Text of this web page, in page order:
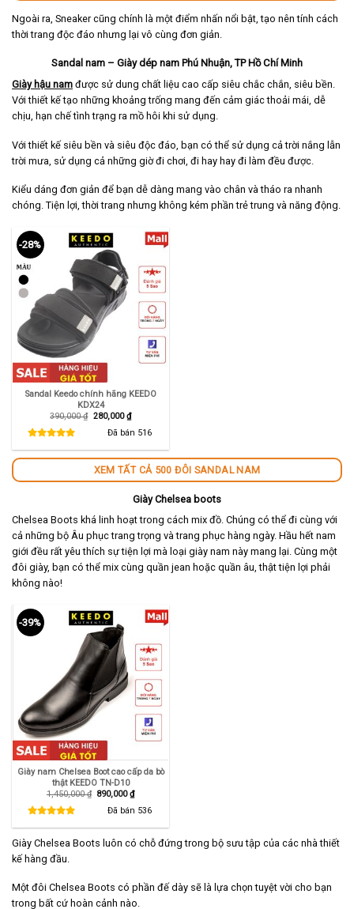
Ngoài ra, Sneaker cũng chính là một điểm nhấn nổi bật, tạo nên tính cách
thời trang độc đáo nhưng lại vô cùng đơn giản.
Sandal nam – Giày dép nam Phú Nhuận, TP Hồ Chí Minh
Giày hậu nam được sử dung chất liệu cao cấp siêu chắc chắn, siêu bền.
Với thiết kế tạo những khoảng trống mang đến cảm giác thoải mái, dễ
chịu, hạn chế tình trạng ra mồ hôi khi sử dụng.
Với thiết kế siêu bền và siêu độc đáo, bạn có thể sử dụng cả trời nắng lẫn
trời mưa, sử dụng cả những giờ đi chơi, đi hay hay đi làm đều được.
Kiểu dáng đơn giản để bạn dễ dàng mang vào chân và tháo ra nhanh
chóng. Tiện lợi, thời trang nhưng không kém phần trẻ trung và năng động.
-28%
Sandal Keedo chính hãng KEEDO
KDX24
390,000₫ Giá
280,000₫Giá
hiện
tại
Đã bán 516
XEM TẤT CẢ 500 ĐÔI SANDAL NAM
Giày Chelsea boots
Chelsea Boots khá linh hoạt trong cách mix đồ. Chúng có thể đi cùng với
cả những bộ Âu phục trang trọng và trang phục hàng ngày. Hầu hết nam
giới đều rất yêu thích sự tiện lợi mà loại giày nam này mang lại. Cùng một
đôi giày, bạn có thể mix cùng quần jean hoặc quần âu, thật tiện lợi phải
không nào!
-39%
Giày nam Chelsea Boot cao cấp da bò
thật KEEDO TN-D10
1,450,000₫ Giá
890,000₫Giá
hiện
tại
Đã bán 536
Giày Chelsea Boots luôn có chỗ đứng trong bộ sưu tập của các nhà thiết
kế hàng đầu.
Một đôi Chelsea Boots có phần đế dày sẽ là lựa chọn tuyệt vời cho bạn
trong bất cứ hoàn cảnh nào.